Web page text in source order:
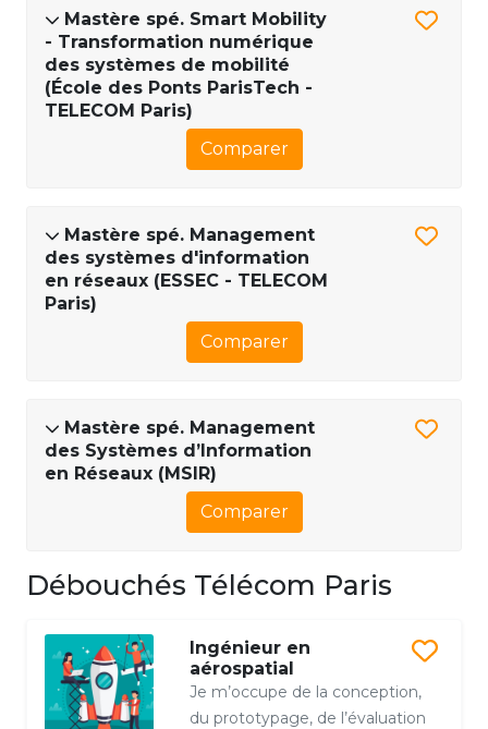
Mastère spé. Smart Mobility
- Transformation numérique
des systèmes de mobilité
(École des Ponts ParisTech -
TELECOM Paris)
Comparer
Mastère spé. Management
des systèmes d'information
en réseaux (ESSEC - TELECOM
Paris)
Comparer
Mastère spé. Management
des Systèmes d’Information
en Réseaux (MSIR)
Comparer
Débouchés Télécom Paris
Ingénieur en
aérospatial
Je m’occupe de la conception,
du prototypage, de l’évaluation